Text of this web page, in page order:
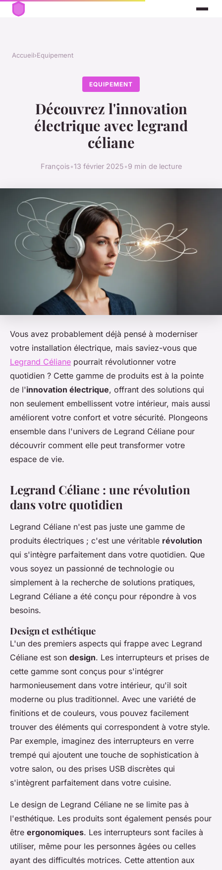
Accueil›Equipement
EQUIPEMENT
Découvrez l'innovation
électrique avec legrand
céliane
François•13 février 2025•9 min de lecture
Vous avez probablement déjà pensé à moderniser
votre installation électrique, mais saviez-vous que
Legrand Céliane pourrait révolutionner votre
quotidien ? Cette gamme de produits est à la pointe
de l'innovation électrique, offrant des solutions qui
non seulement embellissent votre intérieur, mais aussi
améliorent votre confort et votre sécurité. Plongeons
ensemble dans l'univers de Legrand Céliane pour
découvrir comment elle peut transformer votre
espace de vie.
Legrand Céliane : une révolution
dans votre quotidien
Legrand Céliane n'est pas juste une gamme de
produits électriques ; c'est une véritable révolution
qui s'intègre parfaitement dans votre quotidien. Que
vous soyez un passionné de technologie ou
simplement à la recherche de solutions pratiques,
Legrand Céliane a été conçu pour répondre à vos
besoins.
Design et esthétique
L'un des premiers aspects qui frappe avec Legrand
Céliane est son design. Les interrupteurs et prises de
cette gamme sont conçus pour s'intégrer
harmonieusement dans votre intérieur, qu'il soit
moderne ou plus traditionnel. Avec une variété de
finitions et de couleurs, vous pouvez facilement
trouver des éléments qui correspondent à votre style.
Par exemple, imaginez des interrupteurs en verre
trempé qui ajoutent une touche de sophistication à
votre salon, ou des prises USB discrètes qui
s'intègrent parfaitement dans votre cuisine.
Le design de Legrand Céliane ne se limite pas à
l'esthétique. Les produits sont également pensés pour
être ergonomiques. Les interrupteurs sont faciles à
utiliser, même pour les personnes âgées ou celles
ayant des difficultés motrices. Cette attention aux